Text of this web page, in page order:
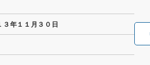
３年１１月３０日